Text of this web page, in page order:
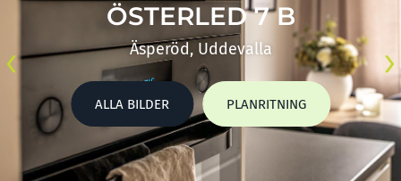
ÖSTERLED 7 B
Äsperöd, Uddevalla
ALLA BILDER PLANRITNING
‹ ›